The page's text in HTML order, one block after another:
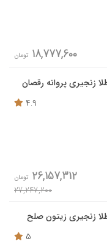
18,777,600 تومان
زنجیری پروانه رقصان
4.9
26,157,312 تومان
27,247,200
زنجیری زیتون صلح
5